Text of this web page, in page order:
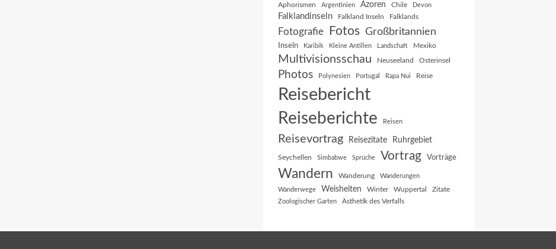
Aphorismen Argentinien Azoren Chile Devon
Falklandinseln Falkland Inseln Falklands
Fotografie Fotos Großbritannien
Inseln Karibik Kleine Antillen Landschaft Mexiko
Multivisionsschau Neuseeland Osterinsel
Photos Polynesien Portugal Rapa Nui Reise
Reisebericht
Reiseberichte Reisen
Reisevortrag Reisezitate Ruhrgebiet
Seychellen Simbabwe Sprüche Vortrag Vorträge
Wandern Wanderung Wanderungen
Wanderwege Weisheiten Winter Wuppertal Zitate
Zoologischer Garten Ästhetik des Verfalls